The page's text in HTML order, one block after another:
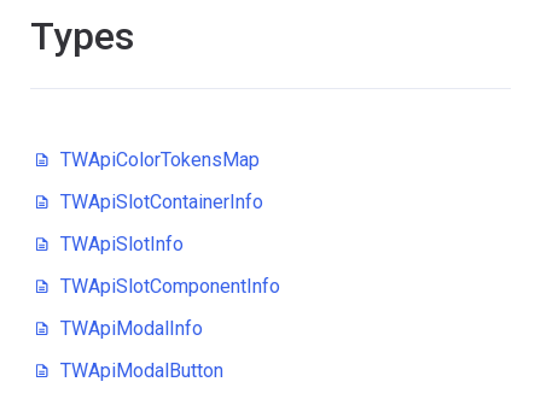
Types
TWApiColorTokensMap
TWApiSlotContainerInfo
TWApiSlotInfo
TWApiSlotComponentInfo
TWApiModalInfo
TWApiModalButton